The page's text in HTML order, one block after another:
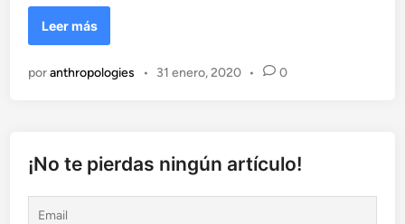
E
l
r
j
d
e
Leer más
poranthropologies • 31 enero, 2020 • 0
¡No te pierdas ningún artículo!